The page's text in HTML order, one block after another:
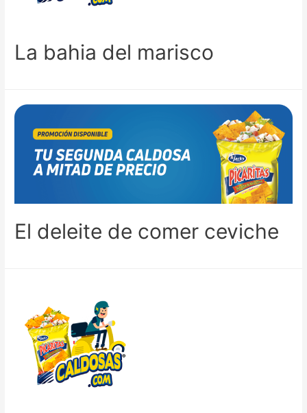
La bahia del marisco
El deleite de comer ceviche